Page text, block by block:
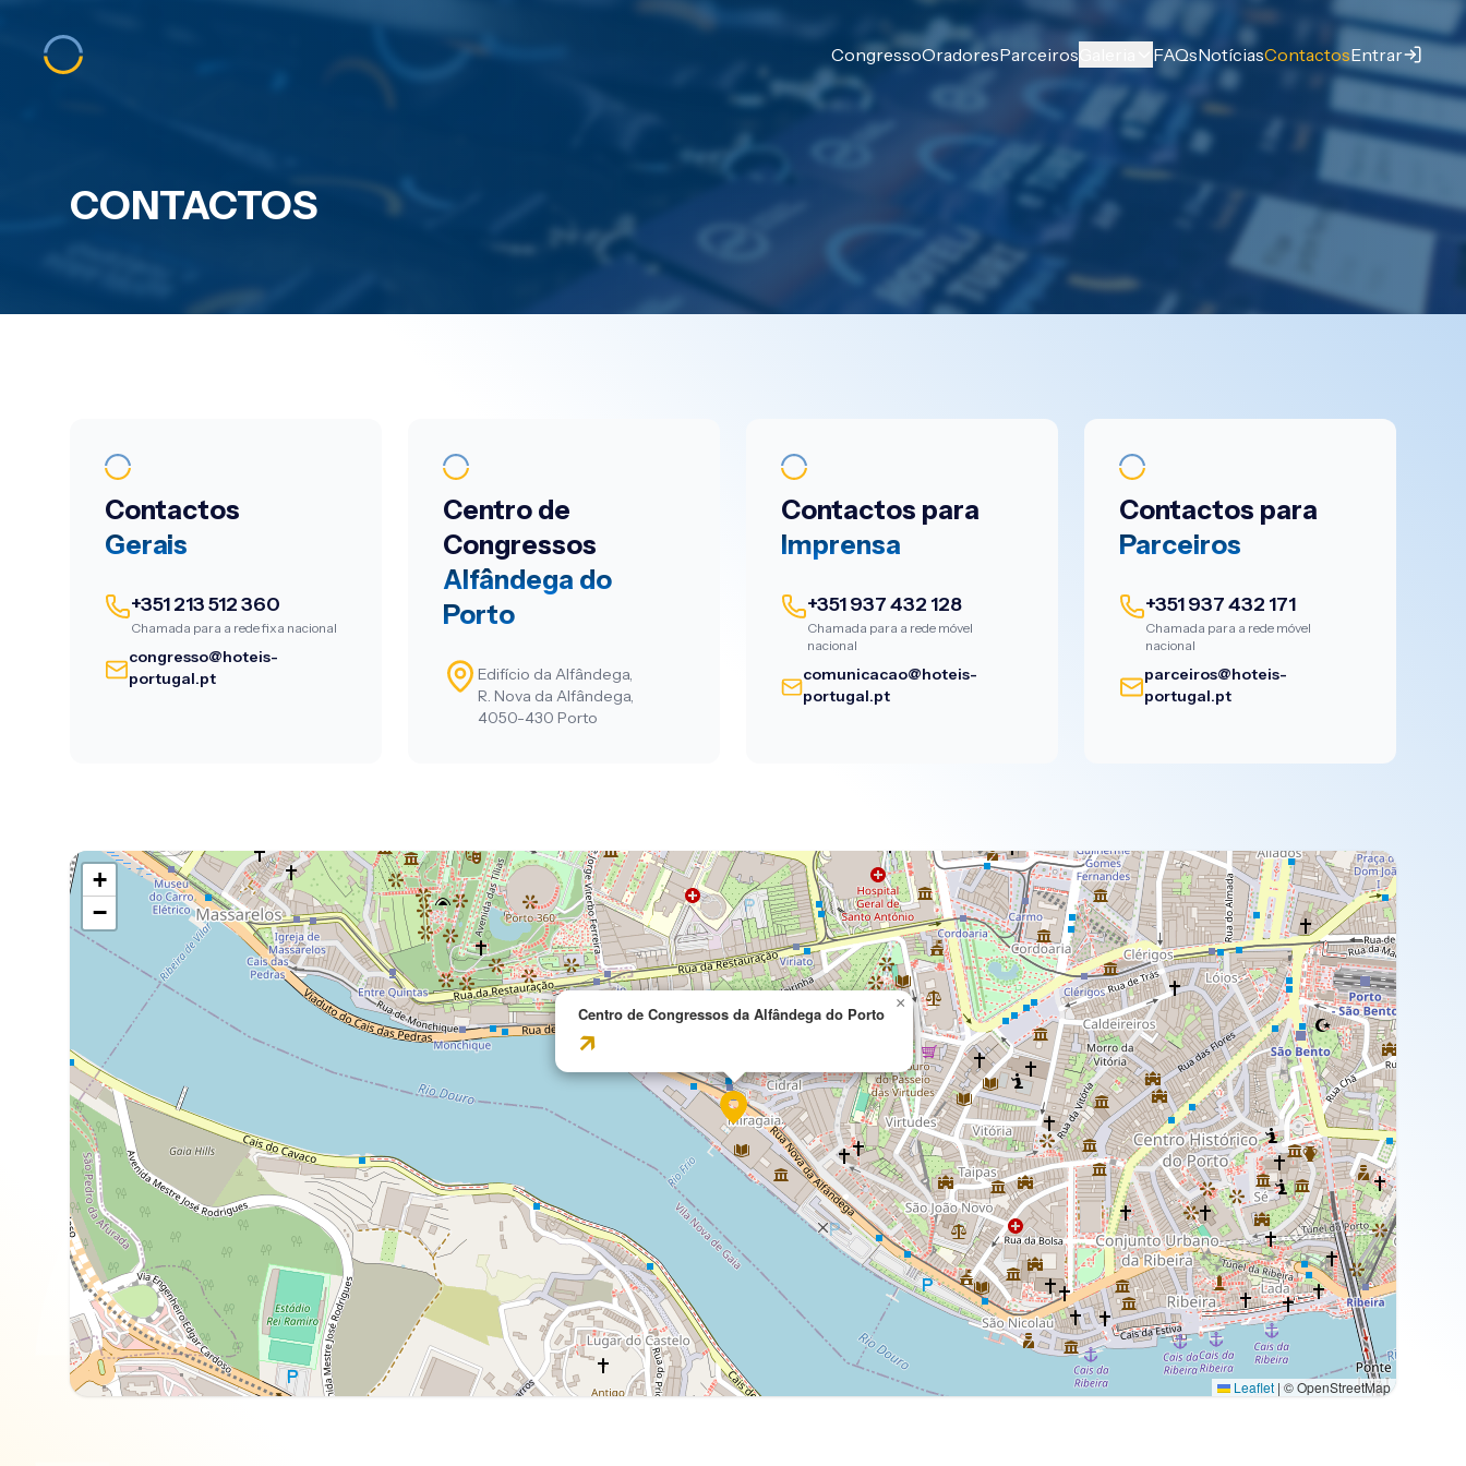
CongressoOradoresParceiros FAQsNotíciasContactosEntrar
CONTACTOS
Contactos
Gerais
+351 213 512 360
Chamada para a rede fixa nacional
congresso@hoteis-
portugal.pt
Centro de
Congressos
Alfândega do
Porto
Edifício da Alfândega,
R. Nova da Alfândega,
4050-430 Porto
Contactos para
Imprensa
+351 937 432 128
Chamada para a rede móvel
nacional
comunicacao@hoteis-
portugal.pt
Contactos para
Parceiros
+351 937 432 171
Chamada para a rede móvel
nacional
parceiros@hoteis-
portugal.pt
Centro de Congressos da Alfândega do Porto
🡵
×
+
−
Leaflet | © OpenStreetMap